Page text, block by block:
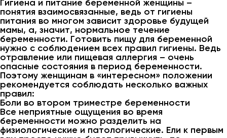
Гигиена и питание беременной женщины –
понятия взаимосвязанные, ведь от гигиены
питания во многом зависит здоровье будущей
мамы, а, значит, нормальное течение
беременности. Готовить пищу для беременной
нужно с соблюдением всех правил гигиены. Ведь
отравление или пищевая аллергия – очень
опасные состояния в период беременности.
Поэтому женщинам в «интересном» положении
рекомендуется соблюдать несколько важных
правил:
Боли во втором триместре беременности
Все неприятные ощущения во время
беременности можно разделить на
физиологические и патологические. Ели к первым